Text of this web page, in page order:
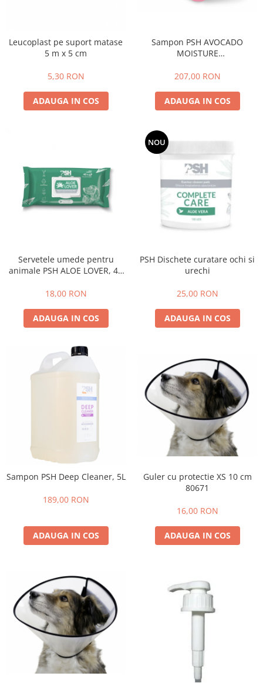
Leucoplast pe suport matase
5 m x 5 cm
5,30 RON
ADAUGA IN COS
Sampon PSH AVOCADO
MOISTURE
207,00 RON
ADAUGA IN COS
Servetele umede pentru
animale PSH ALOE LOVER, 40
18,00 RON
ADAUGA IN COS
NOU
PSH Dischete curatare ochi si
urechi
25,00 RON
ADAUGA IN COS
Sampon PSH Deep Cleaner, 5L
189,00 RON
ADAUGA IN COS
Guler cu protectie XS 10 cm
80671
16,00 RON
ADAUGA IN COS